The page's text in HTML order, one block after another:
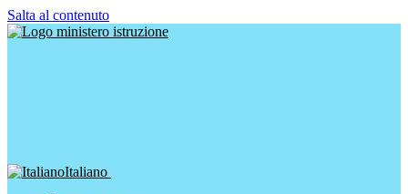
Salta al contenuto
Italiano